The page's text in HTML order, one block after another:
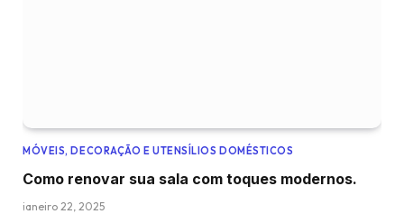
MÓVEIS, DECORAÇÃO E UTENSÍLIOS DOMÉSTICOS
Como renovar sua sala com toques modernos.
janeiro 22, 2025